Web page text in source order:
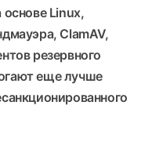
основе Linux,
ClamAV,
резервного
еще лучше